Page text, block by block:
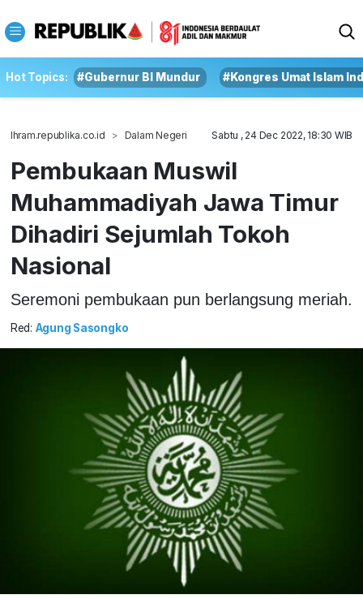
Hot Topics: #Gubernur BI Mundur #Kongres Umat Islam
Ihram.republika.co.id Dalam Negeri Sabtu , 24 Dec 2022, 18:30 WIB
Pembukaan Muswil
Muhammadiyah Jawa Timur
Dihadiri Sejumlah Tokoh
Nasional
Seremoni pembukaan pun berlangsung meriah.
Red: Agung Sasongko